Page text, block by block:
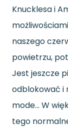
Knucklesa i
naszego
powietrzu,
Jest jeszcze
odblokować i
mode… W
tego